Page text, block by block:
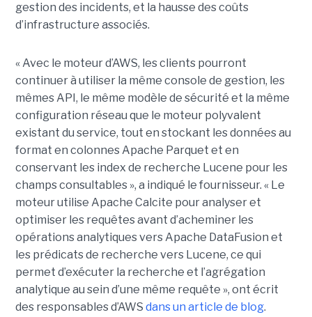
gestion des incidents, et la hausse des coûts
d’infrastructure associés.
« Avec le moteur d’AWS, les clients pourront
continuer à utiliser la même console de gestion, les
mêmes API, le même modèle de sécurité et la même
configuration réseau que le moteur polyvalent
existant du service, tout en stockant les données au
format en colonnes Apache Parquet et en
conservant les index de recherche Lucene pour les
champs consultables », a indiqué le fournisseur. « Le
moteur utilise Apache Calcite pour analyser et
optimiser les requêtes avant d’acheminer les
opérations analytiques vers Apache DataFusion et
les prédicats de recherche vers Lucene, ce qui
permet d’exécuter la recherche et l’agrégation
analytique au sein d’une même requête », ont écrit
des responsables d’AWS dans un article de blog.